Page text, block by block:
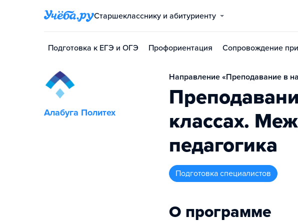
Старшекласснику и абитуриенту
Подготовка к ЕГЭ и ОГЭ Профориентация Сопровождение
Алабуга Политех
Направление «Преподавание в
классах.
педагогика
подготовка специалистов
О программе